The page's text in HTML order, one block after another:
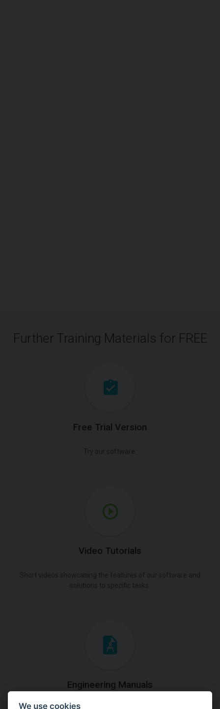
Further Training Materials for FREE
Free Trial Version
Video Tutorials
Engineering Manuals
We use cookies